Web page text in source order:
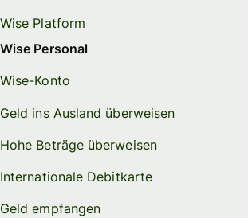
Wise Platform
Wise Personal
Wise-Konto
Geld ins Ausland überweisen
Hohe Beträge überweisen
Internationale Debitkarte
Geld empfangen